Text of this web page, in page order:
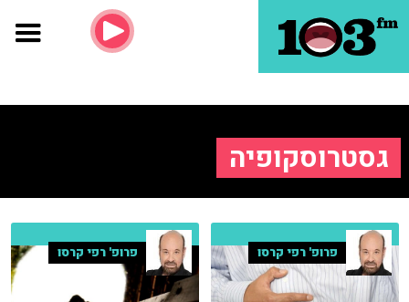
גסטרוסקופיה
פרופ' רפי קרסו פרופ' רפי קרסו